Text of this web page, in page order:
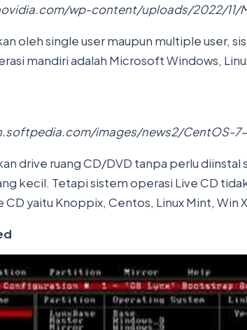
wp-content/uploads/2022/
oleh single user maupun multiple user,
mandiri adalah Microsoft Windows,
images/news2/CentOS-
drive ruang CD/DVD tanpa perlu
kecil. Tetapi sistem operasi Live CD
yaitu Knoppix, Centos, Linux Mint, Win